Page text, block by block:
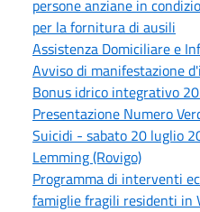
persone anziane in
per la fornitura di ausili
Assistenza Domiciliare e
Avviso di manifestazione
Bonus idrico integrativo
Presentazione Numero
Suicidi - sabato 20 luglio
Lemming (Rovigo)
Programma di interventi
famiglie fragili residenti in